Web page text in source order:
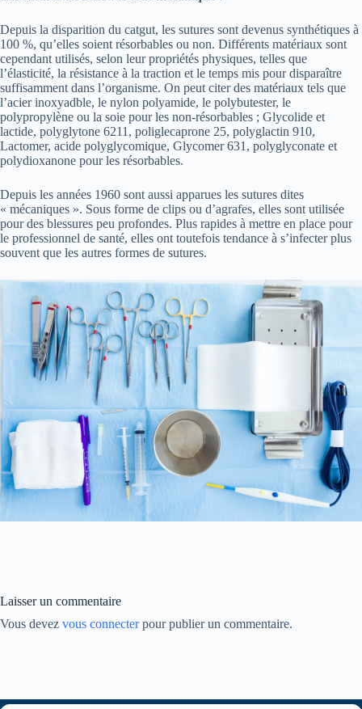
Depuis la disparition du catgut, les sutures sont devenus synthétiques à
100 %, qu’elles soient résorbables ou non. Différents matériaux sont
cependant utilisés, selon leur propriétés physiques, telles que
l’élasticité, la résistance à la traction et le temps mis pour disparaître
suffisamment dans l’organisme. On peut citer des matériaux tels que
l’acier inoxyadble, le nylon polyamide, le polybutester, le
polypropylène ou la soie pour les non-résorbables ; Glycolide et
lactide, polyglytone 6211, poliglecaprone 25, polyglactin 910,
Lactomer, acide polyglycomique, Glycomer 631, polyglyconate et
polydioxanone pour les résorbables.
Depuis les années 1960 sont aussi apparues les sutures dites
« mécaniques ». Sous forme de clips ou d’agrafes, elles sont utilisée
pour des blessures peu profondes. Plus rapides à mettre en place pour
le professionnel de santé, elles ont toutefois tendance à s’infecter plus
souvent que les autres formes de sutures.
Laisser un commentaire
Vous devez vous connecterpour publier un commentaire.